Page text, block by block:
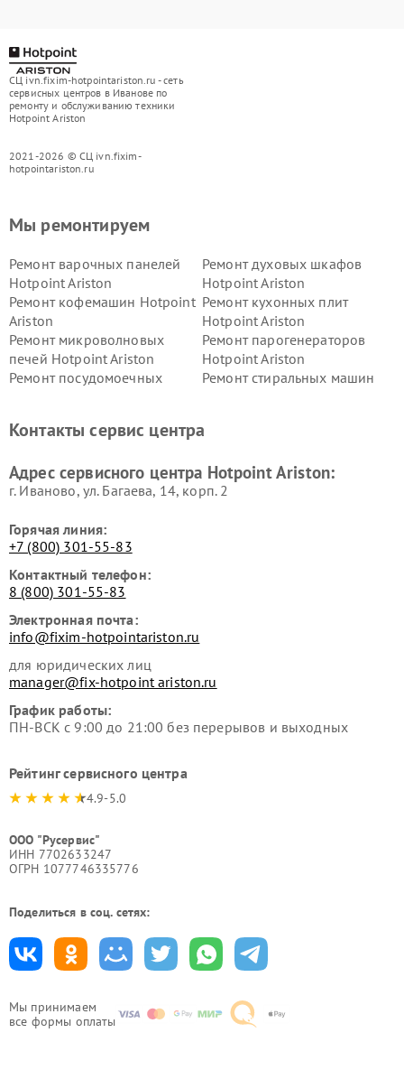
СЦ ivn.fixim-hotpointariston.ru - сеть
сервисных центров в Иванове по
ремонту и обслуживанию техники
Hotpoint Ariston
2021-2026 © СЦ ivn.fixim-
hotpointariston.ru
Мы принимаем
все формы оплаты
Мы ремонтируем
Ремонт варочных панелей
Hotpoint Ariston
Ремонт духовых шкафов
Hotpoint Ariston
Ремонт кофемашин Hotpoint
Ariston
Ремонт кухонных плит
Hotpoint Ariston
Ремонт микроволновых
печей Hotpoint Ariston
Ремонт парогенераторов
Hotpoint Ariston
Ремонт посудомоечных
Ремонт стиральных машин
Hotpoint Ariston
Hotpoint Ariston
Ariston
Hotpoint Ariston
Контакты сервис центра
Адрес сервисного центра Hotpoint Ariston:
г. Иваново, ул. Багаева, 14, корп. 2
Горячая линия:
+7 (800) 301-55-83
Контактный телефон:
8 (800) 301-55-83
Электронная почта:
info@fixim-hotpointariston.ru
для юридических лиц
manager@fix-hotpoint ariston.ru
График работы:
ПН-ВСК с 9:00 до 21:00 без перерывов и выходных
Рейтинг сервисного центра
4.9-5.0
ООО "Русервис"
ИНН 7702633247
ОГРН 1077746335776
Поделиться в соц. сетях: